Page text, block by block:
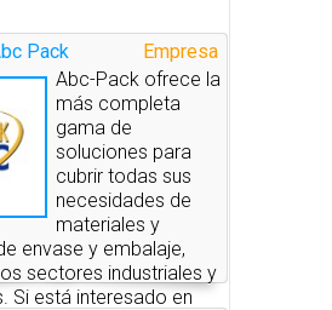
Empresa
Pack
Abc-Pack ofrece la
más completa
gama de
soluciones para
cubrir todas sus
necesidades de
materiales y
envase y embalaje,
sectores industriales y
Si está interesado en